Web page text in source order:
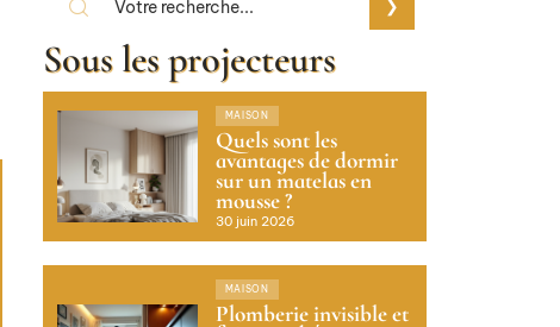
Sous les projecteurs
MAISON
Quels sont les
avantages de dormir
sur un matelas en
mousse ?
30 juin 2026
MAISON
Plomberie invisible et